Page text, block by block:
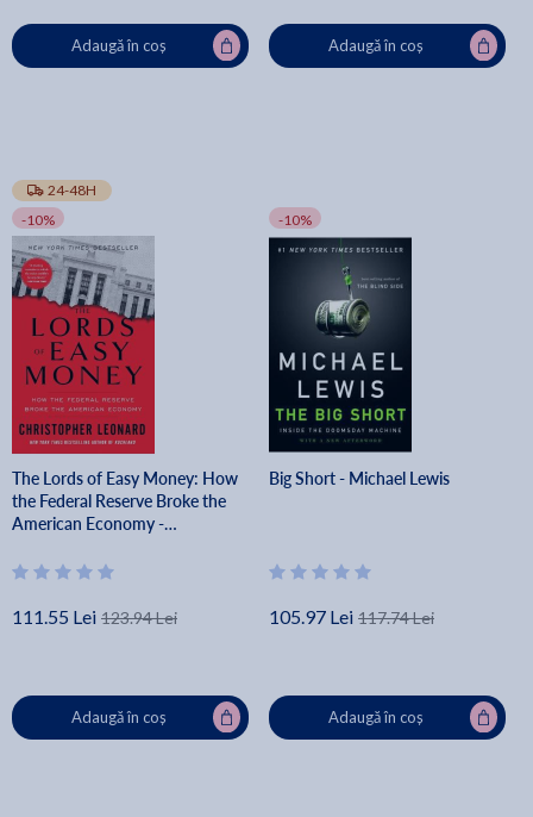
Adaugă în coș Adaugă în coș
24-48H
-10%
The Lords of Easy Money: How
the Federal Reserve Broke the
American Economy -
111.55 Lei 123.94 Lei
Adaugă în coș
-10%
Big Short - Michael Lewis
105.97 Lei 117.74 Lei
Adaugă în coș